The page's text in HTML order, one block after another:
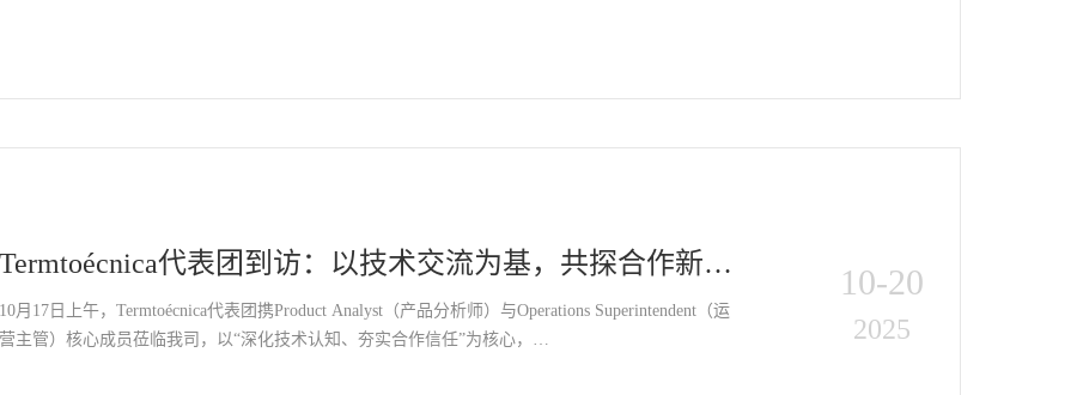
Termtoécnica代表团到访：以技术交流为基，共探合作新可
能
10月17日上午，Termtoécnica代表团携Product Analyst（产品分析师）与Operations Superintendent（运
营主管）核心成员莅临我司，以“深化技术认知、夯实合作信任”为核心，…
10-20
2025